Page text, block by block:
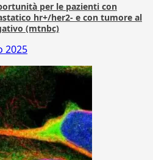
per le pazienti con
hr+/her2- e con tumore al
(mtnbc)
2025